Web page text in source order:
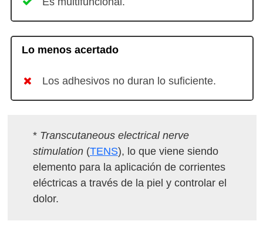
Lo menos acertado
Los adhesivos no duran lo suficiente.
* Transcutaneous electrical nerve
stimulation(TENS), lo que viene siendo
elemento para la aplicación de corrientes
eléctricas a través de la piel y controlar el
dolor.